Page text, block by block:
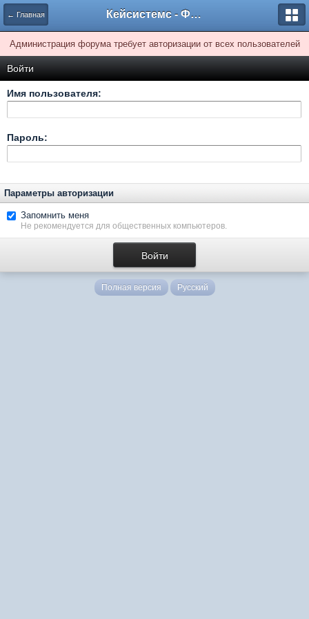
← Главная Кейсистемс - Форумы
Администрация форума требует авторизации от всех пользователей
Войти
Имя пользователя:
Пароль:
Параметры авторизации
Запомнить меня
Не рекомендуется для общественных компьютеров.
Полная версия Русский